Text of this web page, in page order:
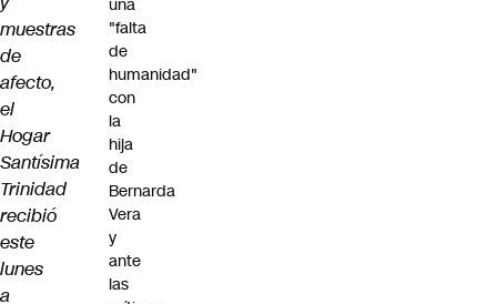
muestras
de
afecto,
el
Hogar
Santísima
Trinidad
recibió
este
lunes
a
una
"falta
de
humanidad"
con
la
hija
de
Bernarda
Vera
y
ante
las